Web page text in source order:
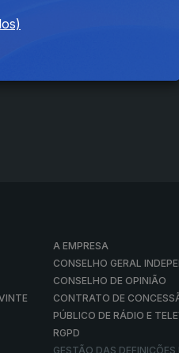
A EMPRESA
CONSELHO GERAL
CONSELHO DE OPINIÃO
CONTRATO DE
PÚBLICO DE RÁDIO E
RGPD
GESTÃO DAS DEFINIÇÕES